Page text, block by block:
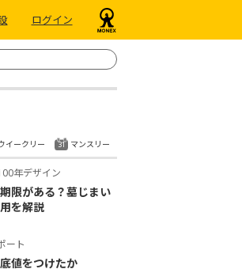
ログイン
年デザイン
限がある？墓じまい
を解説
ート
値をつけたか
イークリー マンスリー